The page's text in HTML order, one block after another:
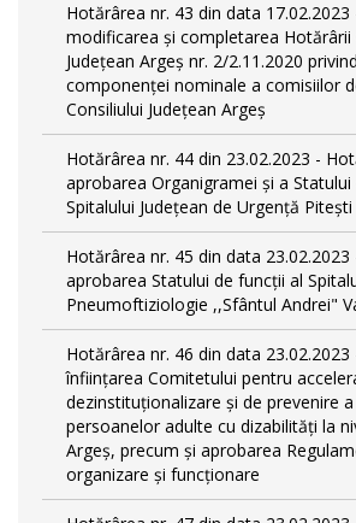
Hotărârea nr. 43 din data
modificarea și completarea Hotărârii
Județean Argeș nr. 2/2.11.2020
componenței nominale a comisiilor
Consiliului Județean Argeș
Hotărârea nr. 44 din 23.02.2023 -
aprobarea Organigramei și a
Spitalului Județean de Urgență Pitești
Hotărârea nr. 45 din data
aprobarea Statului de funcții al
Pneumoftiziologie ,,Sfântul Andrei"
Hotărârea nr. 46 din data
înființarea Comitetului pentru
dezinstituționalizare şi de prevenire
persoanelor adulte cu dizabilități la
Argeș, precum și aprobarea
organizare și funcționare